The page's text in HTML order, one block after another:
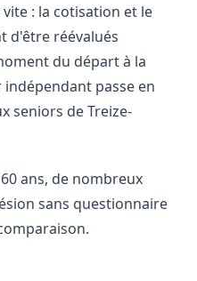
: la cotisation et le
d'être réévalués
du départ à la
passe en
seniors de Treize-
ans, de nombreux
sans questionnaire